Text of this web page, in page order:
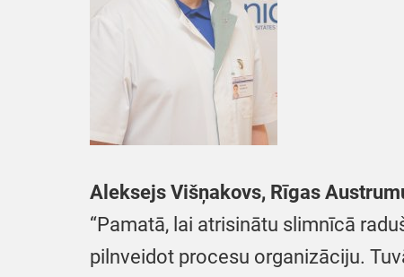
Aleksejs Višņakovs, Rīgas
“Pamatā, lai atrisinātu slimnīcā
pilnveidot procesu organizāciju.